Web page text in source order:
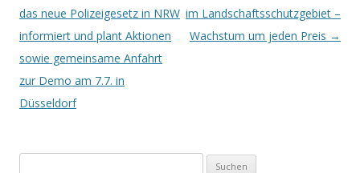
das neue Polizeigesetz in NRW
informiert und plant Aktionen
sowie gemeinsame Anfahrt
zur Demo am 7.7. in
Düsseldorf
im Landschaftsschutzgebiet –
Wachstum um jeden Preis →